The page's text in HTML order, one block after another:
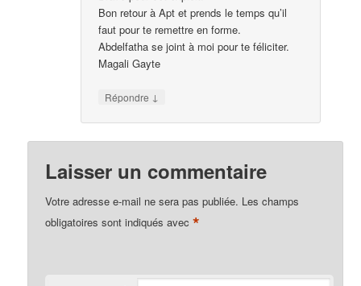
Bon retour à Apt et prends le temps qu’il
faut pour te remettre en forme.
Abdelfatha se joint à moi pour te féliciter.
Magali Gayte
Répondre ↓
Laisser un commentaire
Votre adresse e-mail ne sera pas publiée. Les champs
obligatoires sont indiqués avec*